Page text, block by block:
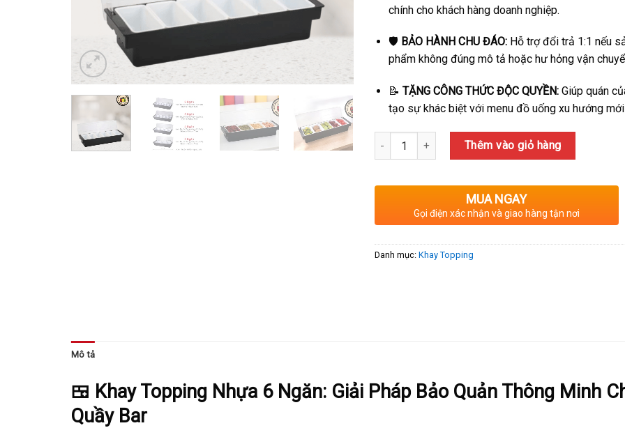
chính cho khách hàng doanh nghiệp.
🛡️ BẢO HÀNH CHU ĐÁO: Hỗ trợ đổi trả 1:1 nếu
phẩm không đúng mô tả hoặc hư hỏng vận
📝TẶNG CÔNG THỨC ĐỘC QUYỀN: Giúp quán
tạo sự khác biệt với menu đồ uống xu hướng mới
Số lượng Thêm vào giỏ hàng
MUA NGAY
Gọi điện xác nhận và giao hàng tận nơi
Danh mục: Khay Topping
Mô tả
🍱 Khay Topping Nhựa 6 Ngăn: Giải Pháp Bảo Quản Thông Minh
Quầy Bar